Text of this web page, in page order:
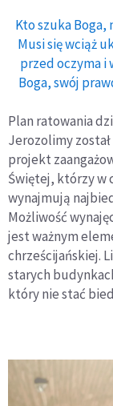
Kto szuka Boga,
Musi się wciąż
przed oczyma i
Boga, swój
Plan ratowania
Jerozolimy został
projekt
Świętej, którzy w
wynajmują
Możliwość
jest ważnym
chrześcijańskiej.
starych
który nie stać